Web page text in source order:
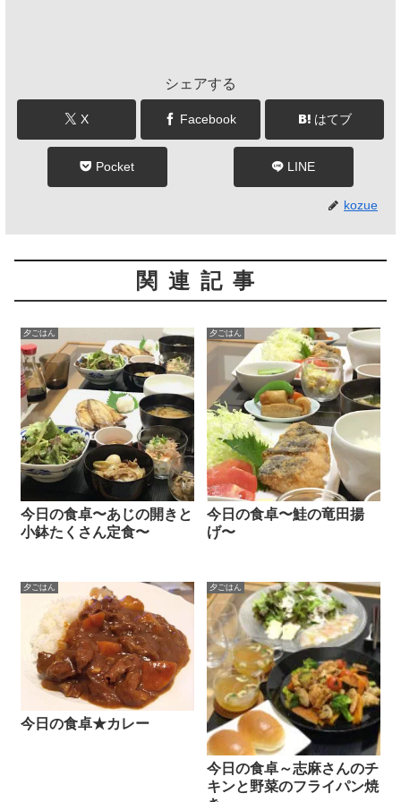
シェアする
X Facebook はてブ
Pocket LINE
kozue
関連記事
夕ごはん
今日の食卓〜あじの開きと
小鉢たくさん定食〜
夕ごはん
今日の食卓〜鮭の竜田揚
げ〜
夕ごはん
今日の食卓★カレー
夕ごはん
今日の食卓～志麻さんのチ
キンと野菜のフライパン焼